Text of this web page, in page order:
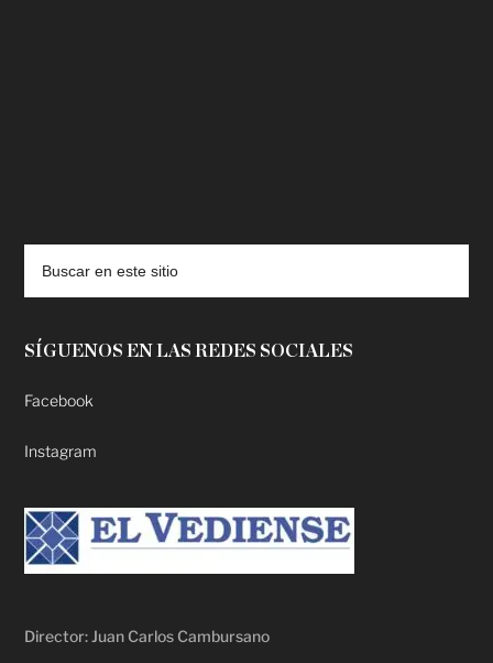
SÍGUENOS EN LAS REDES SOCIALES
Facebook
Instagram
Director: Juan Carlos Cambursano